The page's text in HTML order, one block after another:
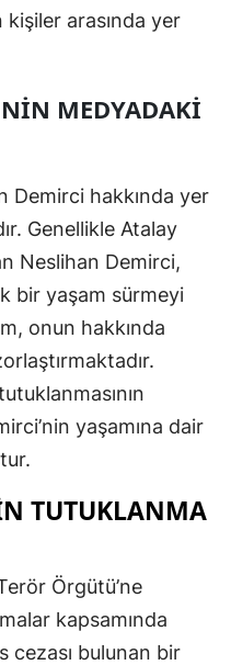
Kayseri
Kırşehir
Kocaeli
Konya
Kütahya
Malatya
Manisa
Mardin
Muş
arasında yer
MEDYADAKI
Demirci hakkında yer
Genellikle Atalay
Neslihan Demirci,
bir yaşam sürmeyi
onun hakkında
yaşamına dair
TUTUKLANMA
Örgütü’ne
kapsamında
cezası bulunan bir